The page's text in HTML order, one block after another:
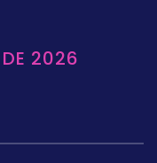
2026